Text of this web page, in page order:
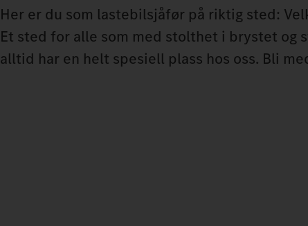
Her er du som lastebilsjåfør på riktig sted:
Et sted for alle som med stolthet i brystet og
alltid har en helt spesiell plass hos oss. Bli